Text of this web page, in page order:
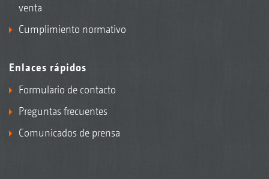
venta
Cumplimiento normativo
Enlaces rápidos
Formulario de contacto
Preguntas frecuentes
Comunicados de prensa